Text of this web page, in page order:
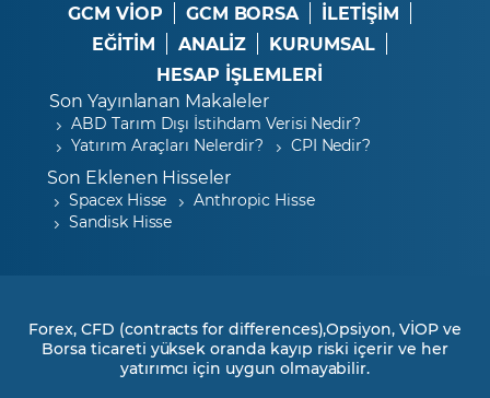
GCM VİOP
GCM BORSA
İLETİŞİM
EĞİTİM
ANALİZ
KURUMSAL
HESAP İŞLEMLERİ
Son Yayınlanan Makaleler
ABD Tarım Dışı İstihdam Verisi Nedir?
Yatırım Araçları Nelerdir?
CPI Nedir?
Son Eklenen Hisseler
Spacex Hisse
Anthropic Hisse
Sandisk Hisse
Forex, CFD (contracts for differences),Opsiyon, VİOP ve
Borsa ticareti yüksek oranda kayıp riski içerir ve her
yatırımcı için uygun olmayabilir.